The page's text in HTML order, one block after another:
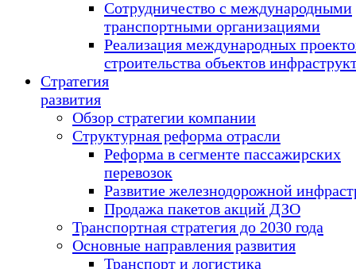
Сотрудничество с международными
транспортными организациями
Реализация международных
строительства объектов
Стратегия
развития
Обзор стратегии компании
Структурная реформа отрасли
Реформа в сегменте пассажирских
перевозок
Развитие железнодорожной
Продажа пакетов акций ДЗО
Транспортная стратегия до 2030 года
Основные направления развития
Транспорт и логистика